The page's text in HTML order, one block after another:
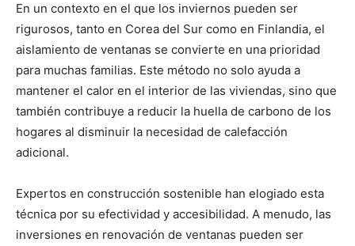
En un contexto en el que los inviernos pueden ser
rigurosos, tanto en Corea del Sur como en Finlandia, el
aislamiento de ventanas se convierte en una prioridad
para muchas familias. Este método no solo ayuda a
mantener el calor en el interior de las viviendas, sino que
también contribuye a reducir la huella de carbono de los
hogares al disminuir la necesidad de calefacción
adicional.
Expertos en construcción sostenible han elogiado esta
técnica por su efectividad y accesibilidad. A menudo, las
inversiones en renovación de ventanas pueden ser